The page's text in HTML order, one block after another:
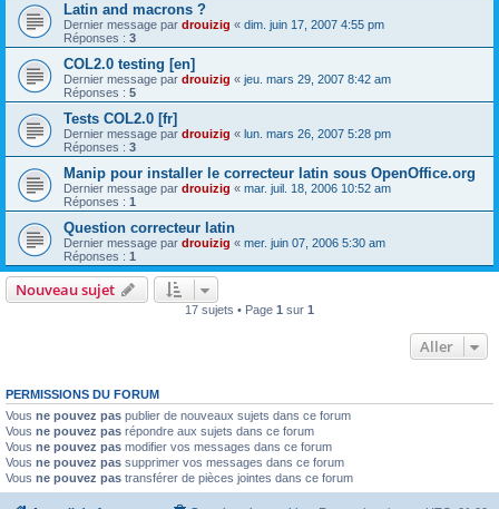
Latin and macrons ?
Dernier message par drouizig « dim. juin 17, 2007 4:55 pm
Réponses : 3
COL2.0 testing [en]
Dernier message par drouizig « jeu. mars 29, 2007 8:42 am
Réponses : 5
Tests COL2.0 [fr]
Dernier message par drouizig « lun. mars 26, 2007 5:28 pm
Réponses : 3
Manip pour installer le correcteur latin sous OpenOffice.org
Dernier message par drouizig « mar. juil. 18, 2006 10:52 am
Réponses : 1
Question correcteur latin
Dernier message par drouizig « mer. juin 07, 2006 5:30 am
Réponses : 1
Nouveau sujet
17 sujets • Page 1 sur 1
Aller
PERMISSIONS DU FORUM
Vous ne pouvez pas publier de nouveaux sujets dans ce forum
Vous ne pouvez pas répondre aux sujets dans ce forum
Vous ne pouvez pas modifier vos messages dans ce forum
Vous ne pouvez pas supprimer vos messages dans ce forum
Vous ne pouvez pas transférer de pièces jointes dans ce forum